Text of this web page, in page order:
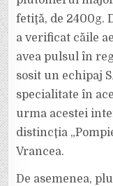
fetiţă, de 2400g.
a verificat căile
avea pulsul în
sosit un echipaj
specialitate în
urma acestei
distincţia
Vrancea.
De asemenea,